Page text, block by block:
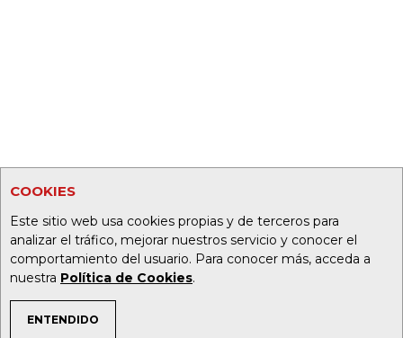
COOKIES
Este sitio web usa cookies propias y de terceros para
analizar el tráfico, mejorar nuestros servicio y conocer el
comportamiento del usuario. Para conocer más, acceda a
nuestra Política de Cookies.
ENTENDIDO